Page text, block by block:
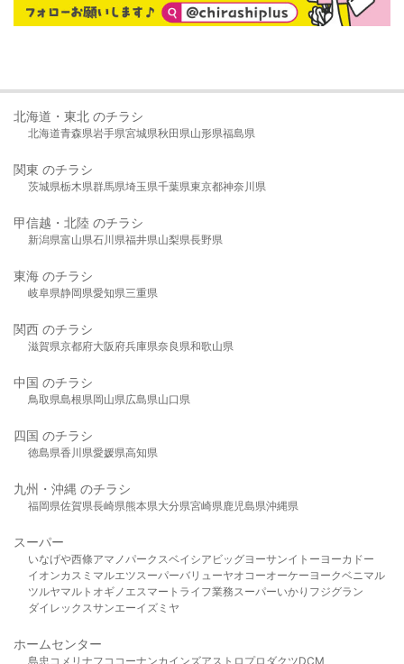
北海道・東北 のチラシ
北海道青森県岩手県宮城県秋田県山形県福島県
関東 のチラシ
茨城県栃木県群馬県埼玉県千葉県東京都神奈川県
甲信越・北陸 のチラシ
新潟県富山県石川県福井県山梨県長野県
東海 のチラシ
岐阜県静岡県愛知県三重県
関西 のチラシ
滋賀県京都府大阪府兵庫県奈良県和歌山県
中国 のチラシ
鳥取県島根県岡山県広島県山口県
四国 のチラシ
徳島県香川県愛媛県高知県
九州・沖縄 のチラシ
福岡県佐賀県長崎県熊本県大分県宮崎県鹿児島県沖縄県
スーパー
いなげや西條アマノパークスベイシア ビッグヨーサンイトーヨーカドー
イオンカスミ マルエツスーパーバリューヤオコーオーケー ヨークベニマル
ツルヤマルト オギノ エスマート ライフ業務スーパーいかり フジグラン
ダイレックスサンエーイズミヤ
ホームセンター
島忠 コメリ ナフコ コーナンカインズアストロプロダクツDCM